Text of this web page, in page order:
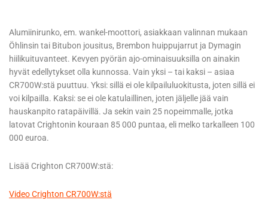
Alumiinirunko, em. wankel-moottori, asiakkaan valinnan mukaan
Öhlinsin tai Bitubon jousitus, Brembon huippujarrut ja Dymagin
hiilikuituvanteet. Kevyen pyörän ajo-ominaisuuksilla on ainakin
hyvät edellytykset olla kunnossa. Vain yksi – tai kaksi – asiaa
CR700W:stä puuttuu. Yksi: sillä ei ole kilpailuluokitusta, joten sillä ei
voi kilpailla. Kaksi: se ei ole katulaillinen, joten jäljelle jää vain
hauskanpito ratapäivillä. Ja sekin vain 25 nopeimmalle, jotka
latovat Crightonin kouraan 85 000 puntaa, eli melko tarkalleen 100
000 euroa.
Lisää Crighton CR700W:stä:
Video Crighton CR700W:stä